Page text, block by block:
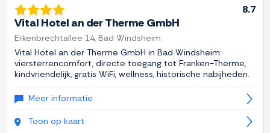
8.7
Vital Hotel an der Therme GmbH
Erkenbrechtallee 14, Bad Windsheim
Vital Hotel an der Therme GmbH in Bad Windsheim:
viersterrencomfort, directe toegang tot Franken-Therme,
kindvriendelijk, gratis WiFi, wellness, historische nabijheden.
Meer informatie
Toon op kaart